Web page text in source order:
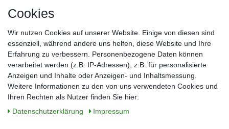
Nachname*
E-Mail*
Cookies
Wir nutzen Cookies auf unserer Website. Einige von diesen sind
essenziell, während andere uns helfen, diese Website und Ihre
Erfahrung zu verbessern. Personenbezogene Daten können
verarbeitet werden (z.B. IP-Adressen), z.B. für personalisierte
Anzeigen und Inhalte oder Anzeigen- und Inhaltsmessung.
Weitere Informationen zu den von uns verwendeten Cookies und
Ihren Rechten als Nutzer finden Sie hier:
Daten­schutz­erklärung
Impressum